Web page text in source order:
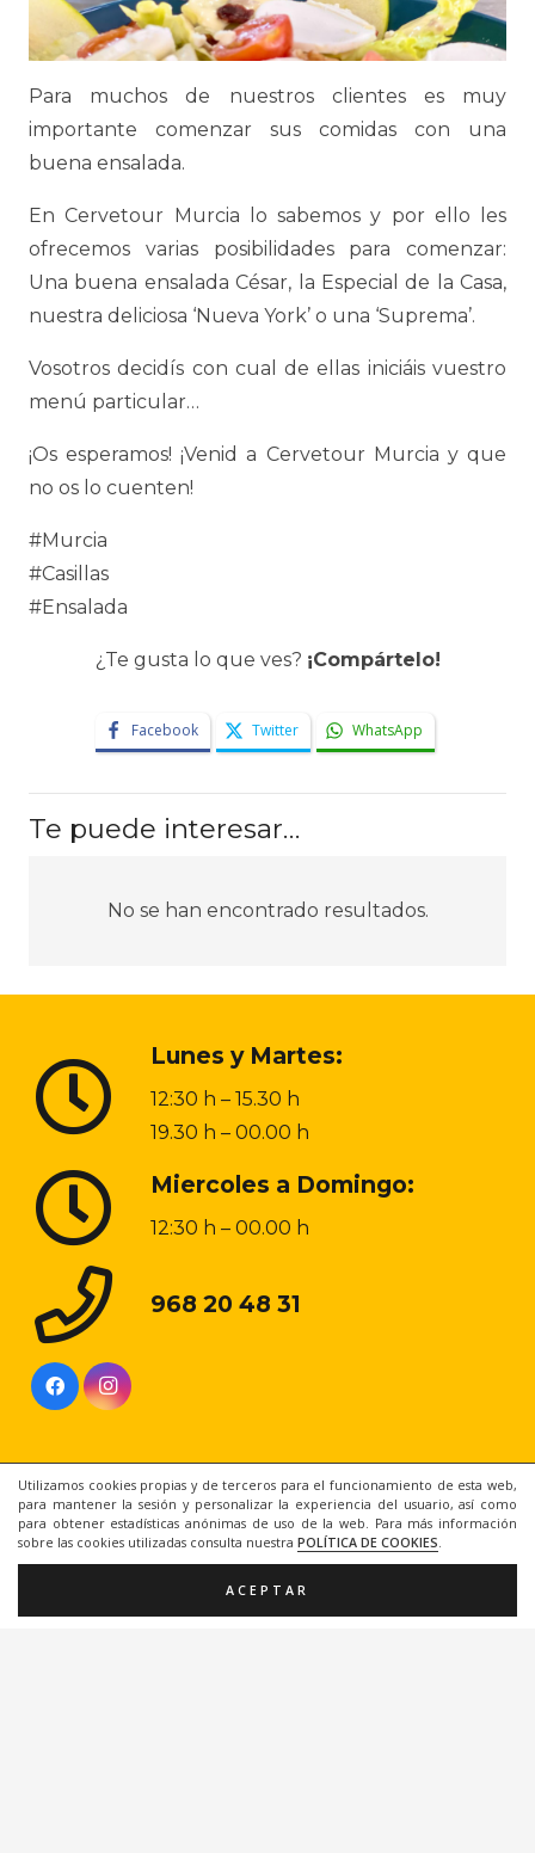
Utilizamos cookies propias y de terceros para el funcionamiento de esta web,
para mantener la sesión y personalizar la experiencia del usuario, así como
para obtener estadísticas anónimas de uso de la web. Para más información
sobre las cookies utilizadas consulta nuestra POLÍTICA DE COOKIES.
ACEPTAR
Para muchos de nuestros clientes es muy
importante comenzar sus comidas con una
buena ensalada.
En Cervetour Murcia lo sabemos y por ello les
ofrecemos varias posibilidades para comenzar:
Una buena ensalada César, la Especial de la Casa,
nuestra deliciosa ‘Nueva York’ o una ‘Suprema’.
Vosotros decidís con cual de ellas iniciáis vuestro
menú particular…
¡Os esperamos! ¡Venid a Cervetour Murcia y que
no os lo cuenten!
#Murcia
#Casillas
#Ensalada
¿Te gusta lo que ves? ¡Compártelo!
Facebook Twitter WhatsApp
Te puede interesar…
No se han encontrado resultados.
Lunes y Martes:
12:30 h – 15.30 h
19.30 h – 00.00 h
Miercoles a Domingo:
12:30 h – 00.00 h
968 20 48 31